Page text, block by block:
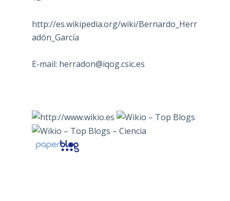
http://es.wikipedia.org/wiki/Bernardo_Herr
adón_García
E-mail: herradon@iqog.csic.es